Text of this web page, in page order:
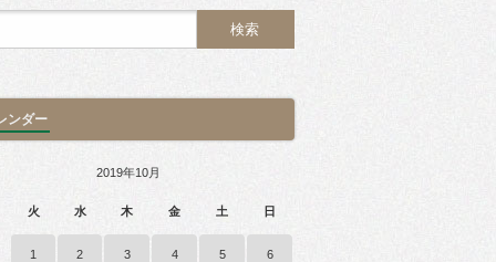
ンダー
2019年10月
火 水 木 金 土 日
1 2 3 4 5 6